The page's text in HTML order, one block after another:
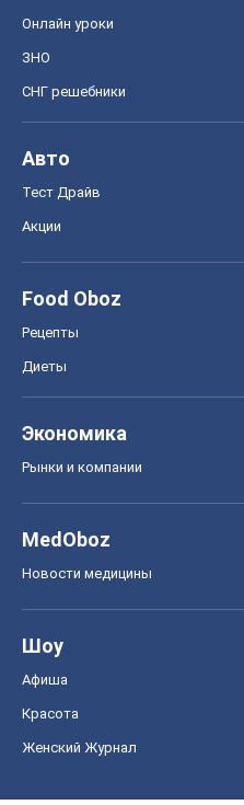
Онлайн уроки
ЗНО
СНГ решебники
Авто
Тест Драйв
Акции
Food Oboz
Рецепты
Диеты
Экономика
Рынки и компании
MedOboz
Новости медицины
Шоу
Афиша
Красота
Женский Журнал